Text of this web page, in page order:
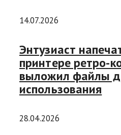
14.07.2026
Энтузиаст
принтере ретро-
выложил файлы
использования
28.04.2026